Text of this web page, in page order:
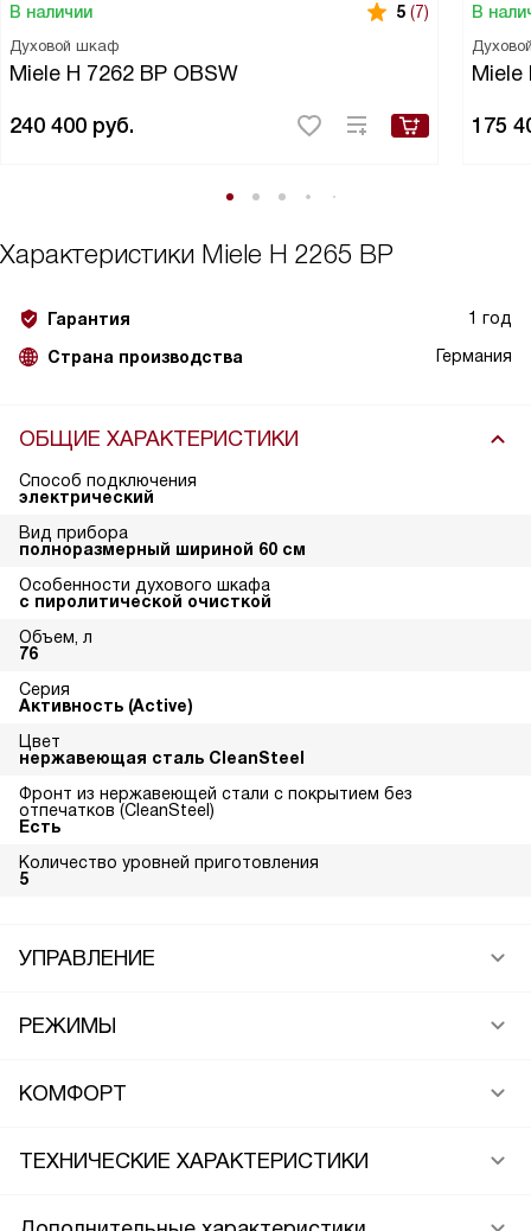
В наличии 5 (7)
Духовой шкаф
Miele H 7262 BP OBSW
240 400 руб.
В
Miele
175
Характеристики Miele H 2265 BP
Гарантия 1 год
Страна производства Германия
ОБЩИЕ ХАРАКТЕРИСТИКИ
Способ подключения
электрический
Вид прибора
полноразмерный шириной 60 см
Особенности духового шкафа
с пиролитической очисткой
Объем, л
76
Серия
Активность (Active)
Цвет
нержавеющая сталь CleanSteel
Фронт из нержавеющей стали с покрытием без
отпечатков (CleanSteel)
Есть
Количество уровней приготовления
5
УПРАВЛЕНИЕ
РЕЖИМЫ
КОМФОРТ
ТЕХНИЧЕСКИЕ ХАРАКТЕРИСТИКИ